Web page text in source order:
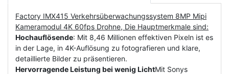
Factory IMX415 Verkehrsüberwachungssystem 8MP Mipi
Kameramodul 4K 60fps Drohne, Die Hauptmerkmale sind:
Hochauflösende: Mit 8,46 Millionen effektiven Pixeln ist es
in der Lage, in 4K-Auflösung zu fotografieren und klare,
detaillierte Bilder zu präsentieren.
Hervorragende Leistung bei wenig LichtMit Sonys